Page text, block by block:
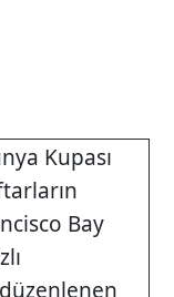
Kupası
Bay